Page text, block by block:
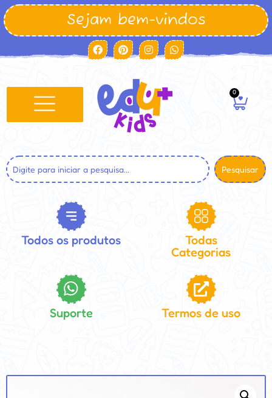
Sejam bem-vindos
0
Pesquisar
Todos os produtos
Todas
Categorias
Suporte Termos de uso